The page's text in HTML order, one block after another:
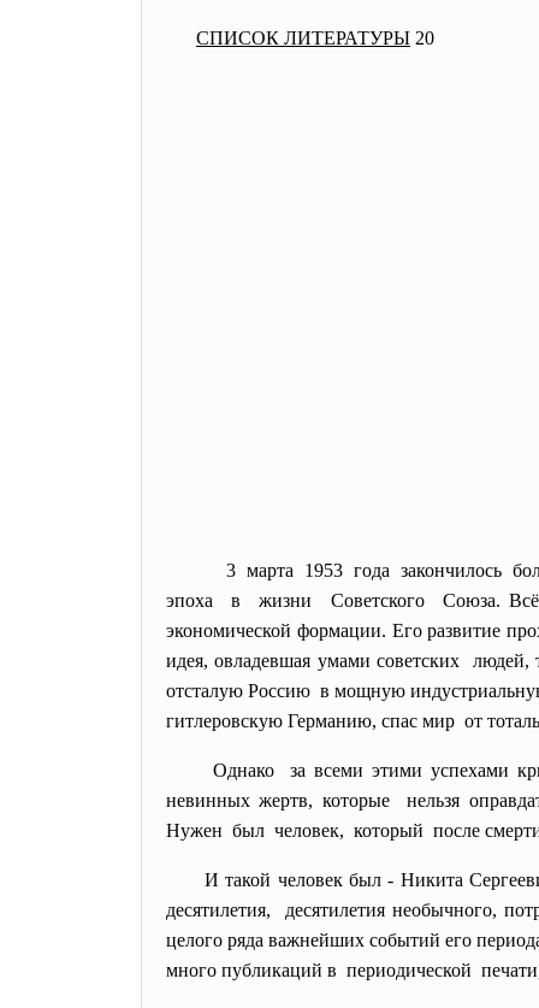
СПИСОК ЛИТЕРАТУРЫ 20
3 марта 1953 года закончилось
эпоха в жизни Советского Союза.
экономической формации. Его развитие
идея, овладевшая умами советских людей,
отсталую Россию в мощную
гитлеровскую Германию, спас мир от
Однако за всеми этими успехами
невинных жертв, которые нельзя
Нужен был человек, который после смерти
И такой человек был - Никита
десятилетия, десятилетия необычного,
целого ряда важнейших событий его
много публикаций в периодической